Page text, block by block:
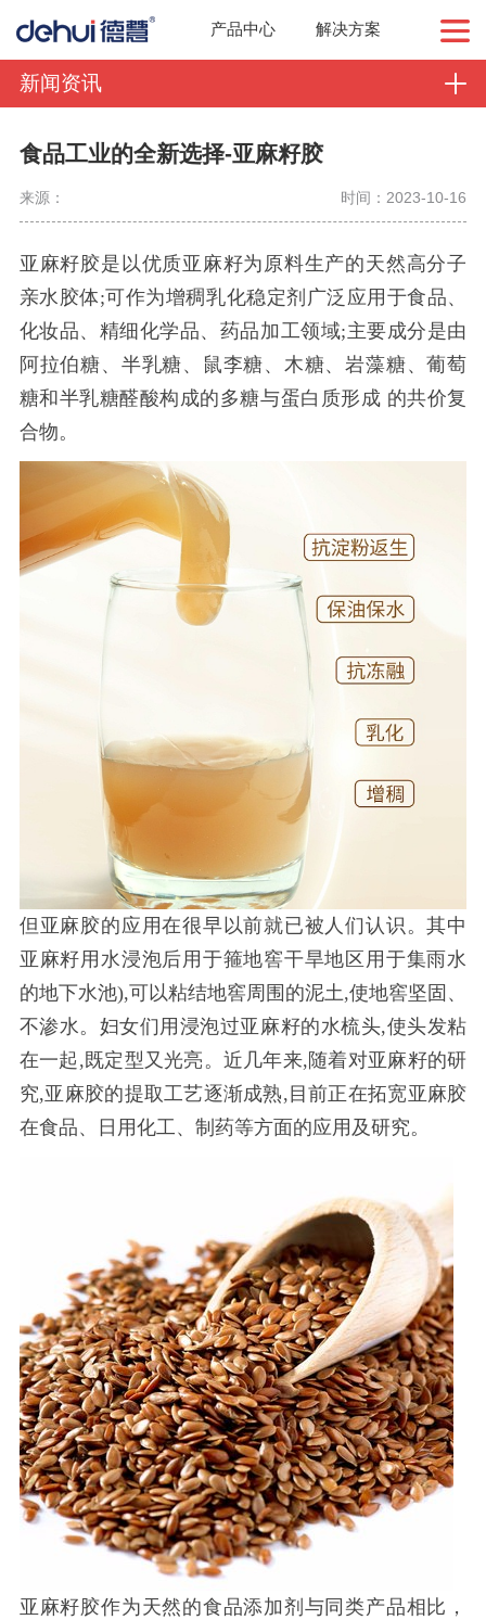
产品中心 解决方案
新闻资讯
食品工业的全新选择-亚麻籽胶
来源： 时间：2023-10-16
亚麻籽胶是以优质亚麻籽为原料生产的天然高分子
亲水胶体;可作为增稠乳化稳定剂广泛应用于食品、
化妆品、精细化学品、药品加工领域;主要成分是由
阿拉伯糖、半乳糖、鼠李糖、木糖、岩藻糖、葡萄
糖和半乳糖醛酸构成的多糖与蛋白质形成 的共价复
合物。
但亚麻胶的应用在很早以前就已被人们认识。其中
亚麻籽用水浸泡后用于箍地窖干旱地区用于集雨水
的地下水池),可以粘结地窖周围的泥土,使地窖坚固、
不渗水。妇女们用浸泡过亚麻籽的水梳头,使头发粘
在一起,既定型又光亮。近几年来,随着对亚麻籽的研
究,亚麻胶的提取工艺逐渐成熟,目前正在拓宽亚麻胶
在食品、日用化工、制药等方面的应用及研究。
亚麻籽胶作为天然的食品添加剂与同类产品相比，